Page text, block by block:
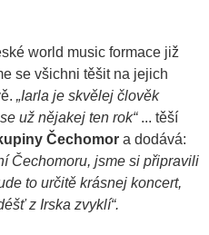
world music formace již
se všichni těšit na jejich
„Iarla je skvělej člověk
už nějakej ten rok“... těší
Čechomor a dodává:
Čechomoru, jsme si připravili
to určitě krásnej koncert,
z Irska zvyklí“.